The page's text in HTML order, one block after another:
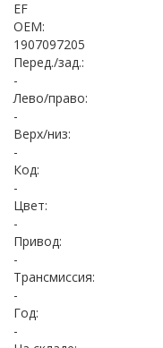
EF
OEM:
1907097205
Перед./зад.:
-
Лево/право:
-
Верх/низ:
-
Код:
-
Цвет:
-
Привод:
-
Трансмиссия:
-
Год:
-